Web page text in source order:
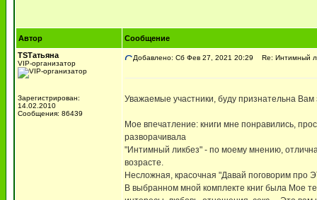
Автор
Сообщение
TSТатьяна
VIP-организатор
Зарегистрирован:
14.02.2010
Сообщения: 86439
Добавлено: Сб Фев 27, 2021 20:29 Re: Интимный
Уважаемые участники, буду признательна
Мое впечатление: книги мне понравились,
разворачивала
"Интимный ликбез" - по моему мнению,
возрасте.
Несложная, красочная "Давай поговорим про
В выбранном мной комплекте книг была Мое